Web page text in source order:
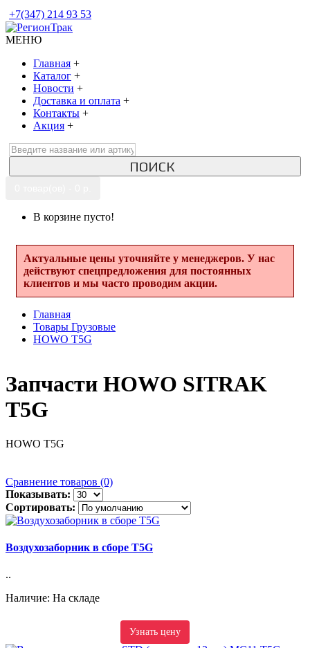
+7(347) 214 93 53
МЕНЮ
Главная +
Каталог +
Новости +
Доставка и оплата +
Контакты +
Акция +
ПОИСК
В корзине пусто!
Актуальные цены уточняйте у менеджеров. У нас
действуют спецпредложения для постоянных
клиентов и мы часто проводим акции.
Главная
Товары Грузовые
HOWO T5G
Запчасти HOWO SITRAK
T5G
HOWO T5G
Сравнение товаров (0)
Показывать:
Сортировать:
Воздухозаборник в сборе T5G
..
Наличие: На складе
Узнать цену